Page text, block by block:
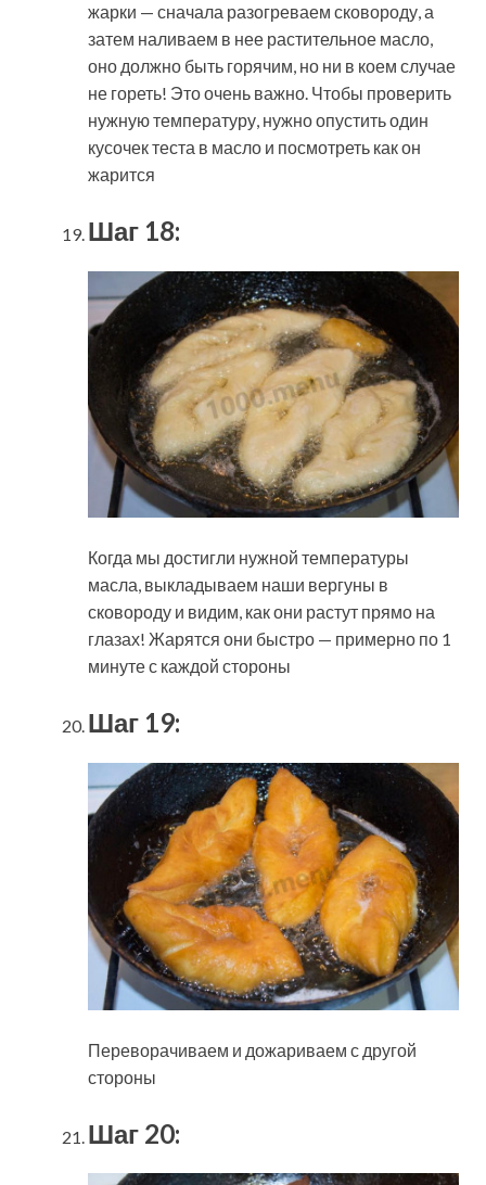
жарки — сначала разогреваем сковороду, а
затем наливаем в нее растительное масло,
оно должно быть горячим, но ни в коем случае
не гореть! Это очень важно. Чтобы проверить
нужную температуру, нужно опустить один
кусочек теста в масло и посмотреть как он
жарится
Шаг 18:
Когда мы достигли нужной температуры
масла, выкладываем наши вергуны в
сковороду и видим, как они растут прямо на
глазах! Жарятся они быстро — примерно по 1
минуте с каждой стороны
Шаг 19:
Переворачиваем и дожариваем с другой
стороны
Шаг 20: